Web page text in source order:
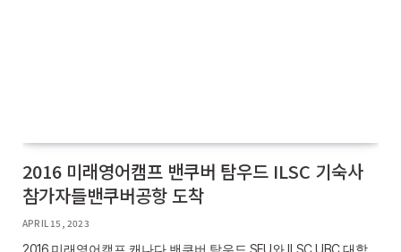
2016 미래영어캠프 밴쿠버 탐우드 ILSC 기숙사
참가자들밴쿠버공항 도착
APRIL 15, 2023
2016 미래영어캠프 캐나다 밴쿠버 탐우드 SFU와 ILSC UBC 대학